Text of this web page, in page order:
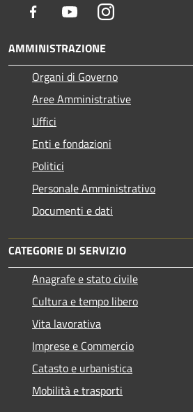
Facebook YoutubeInstagram
AMMINISTRAZIONE
Organi di Governo
Aree Amministrative
Uffici
Enti e fondazioni
Politici
Personale Amministrativo
Documenti e dati
CATEGORIE DI SERVIZIO
Anagrafe e stato civile
Cultura e tempo libero
Vita lavorativa
Imprese e Commercio
Catasto e urbanistica
Mobilità e trasporti